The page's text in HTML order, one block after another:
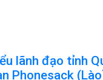
lãnh đạo tỉnh
Phonesack